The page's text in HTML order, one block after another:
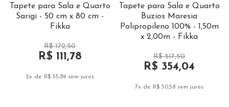
Tapete para Sala e Quarto
Sarigi - 50 cm x 80 cm -
Fikka
R$ 172,50
R$ 111,78
2x de R$ 55,89 sem juros
Tapete para Sala e Quarto
Buzios Maresia
Polipropileno 100% - 1,50m
x 2,00m - Fikka
R$ 517,50
R$ 354,04
7x de R$ 50,58 sem juros